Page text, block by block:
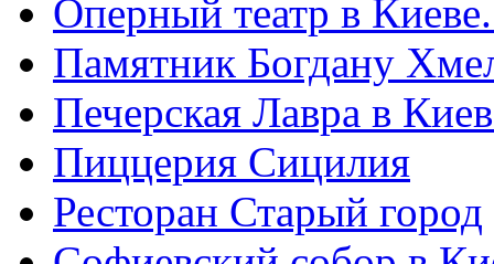
Оперный театр в
Памятник Богдану
Печерская Лавра в
Пиццерия Сицилия
Ресторан Старый город